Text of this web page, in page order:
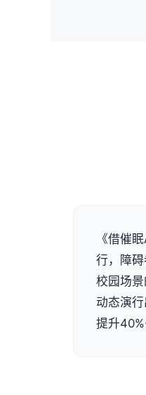
《借催
行，障
校园场景
动态演
提升